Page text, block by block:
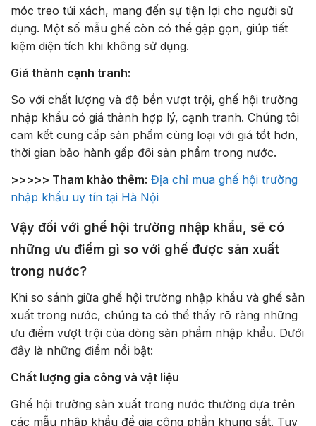
móc treo túi xách, mang đến sự tiện lợi cho người sử
dụng. Một số mẫu ghế còn có thể gập gọn, giúp tiết
kiệm diện tích khi không sử dụng.
Giá thành cạnh tranh:
So với chất lượng và độ bền vượt trội, ghế hội trường
nhập khẩu có giá thành hợp lý, cạnh tranh. Chúng tôi
cam kết cung cấp sản phẩm cùng loại với giá tốt hơn,
thời gian bảo hành gấp đôi sản phẩm trong nước.
>>>>> Tham khảo thêm: Địa chỉ mua ghế hội trường
nhập khẩu uy tín tại Hà Nội
Vậy đối với ghế hội trường nhập khẩu, sẽ có
những ưu điểm gì so với ghế được sản xuất
trong nước?
Khi so sánh giữa ghế hội trường nhập khẩu và ghế sản
xuất trong nước, chúng ta có thể thấy rõ ràng những
ưu điểm vượt trội của dòng sản phẩm nhập khẩu. Dưới
đây là những điểm nổi bật:
Chất lượng gia công và vật liệu
Ghế hội trường sản xuất trong nước thường dựa trên
các mẫu nhập khẩu để gia công phần khung sắt. Tuy